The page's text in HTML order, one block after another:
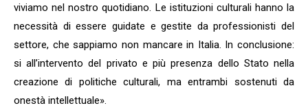
viviamo nel nostro quotidiano. Le istituzioni culturali hanno la
necessità di essere guidate e gestite da professionisti del
settore, che sappiamo non mancare in Italia. In conclusione:
si all’intervento del privato e più presenza dello Stato nella
creazione di politiche culturali, ma entrambi sostenuti da
onestà intellettuale».